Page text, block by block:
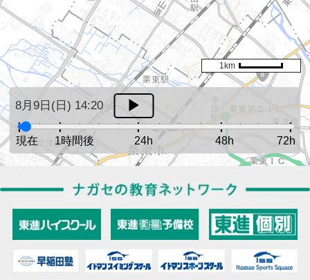
8月9日(日) 14:20
現在 1時間後 24h 48h 72h
1km